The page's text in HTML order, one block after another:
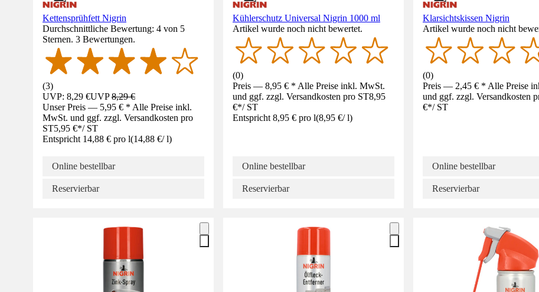
Kettensprühfett Nigrin
Durchschnittliche Bewertung: 4 von 5
Sternen. 3 Bewertungen.
(3)
UVP: 8,29 €UVP8,29 €
Unser Preis — 5,95 € * Alle Preise inkl.
MwSt. und ggf. zzgl. Versandkosten pro
ST5,95 €*/ ST
Entspricht 14,88 € pro l(14,88 €/ l)
Online bestellbar
Reservierbar
Kühlerschutz Universal Nigrin 1000 ml
Artikel wurde noch nicht bewertet.
(0)
Preis — 8,95 € * Alle Preise inkl. MwSt.
und ggf. zzgl. Versandkosten pro ST8,95
€*/ ST
Entspricht 8,95 € pro l(8,95 €/ l)
Online bestellbar
Reservierbar
Klarsichtskissen Nigrin
Artikel wurde noch nicht
(0)
Preis — 2,45 € * Alle Preise
und ggf. zzgl. Versandkosten
€*/ ST
Online bestellbar
Reservierbar